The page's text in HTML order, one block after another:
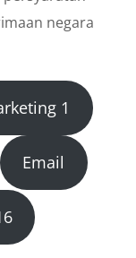
negara
1
Email